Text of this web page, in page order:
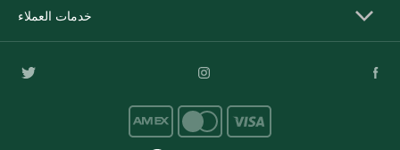
خدمات العملاء